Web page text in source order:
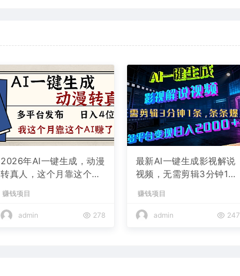
2026年AI一键生成，动漫
转真人，这个月靠这个AI
赚钱项目
admin 278
最新AI一键生成影视解说
视频，无需剪辑3分钟1
现日入2000+
赚钱项目
admin 247